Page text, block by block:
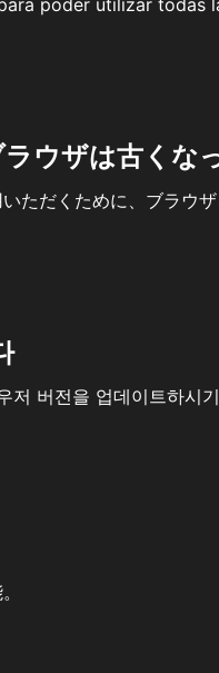
poder utilizar todas
ウザは古くな
ただくために、ブラウザ
저 버전을 업데이트하시